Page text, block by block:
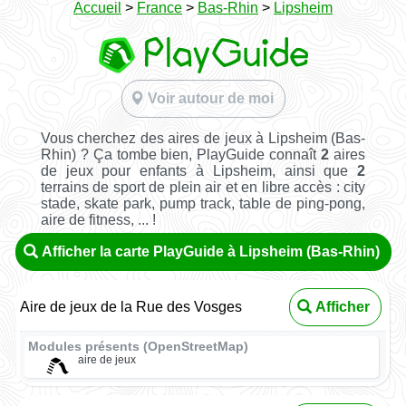
Accueil > France > Bas-Rhin > Lipsheim
Voir autour de moi
Vous cherchez des aires de jeux à Lipsheim (Bas-
Rhin) ? Ça tombe bien, PlayGuide connaît2 aires
de jeux pour enfants à Lipsheim, ainsi que2
terrains de sport de plein air et en libre accès : city
stade, skate park, pump track, table de ping-pong,
aire de fitness, ... !
Afficher la carte PlayGuide à Lipsheim (Bas-Rhin)
Aire de jeux de la Rue des Vosges Afficher
Modules présents (OpenStreetMap)
aire de jeux